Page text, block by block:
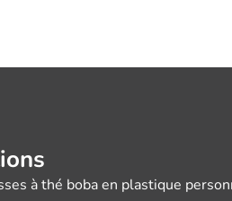
à thé boba en plastique